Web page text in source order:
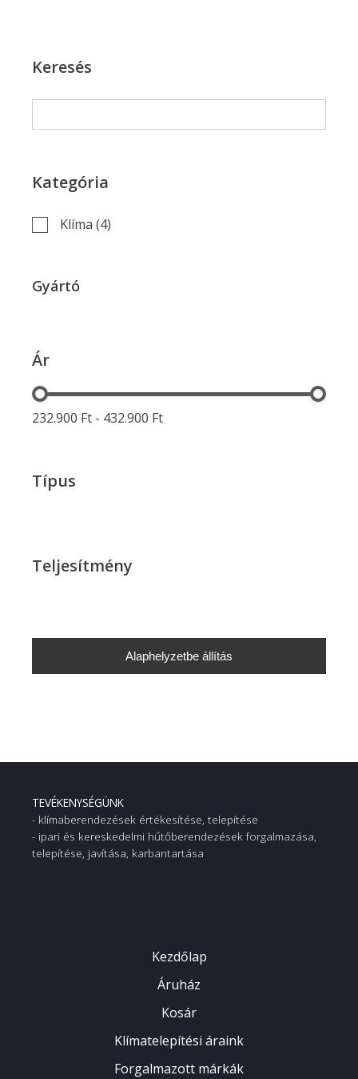
Keresés
Kategória
Klíma (4)
Gyártó
Ár
232.900 Ft - 432.900 Ft
Típus
Teljesítmény
Alaphelyzetbe állítás
TEVÉKENYSÉGÜNK
- klímaberendezések értékesítése, telepítése
- ipari és kereskedelmi hűtőberendezések forgalmazása,
telepítése, javítása, karbantartása
Kezdőlap
Áruház
Kosár
Klímatelepítési áraink
Forgalmazott márkák